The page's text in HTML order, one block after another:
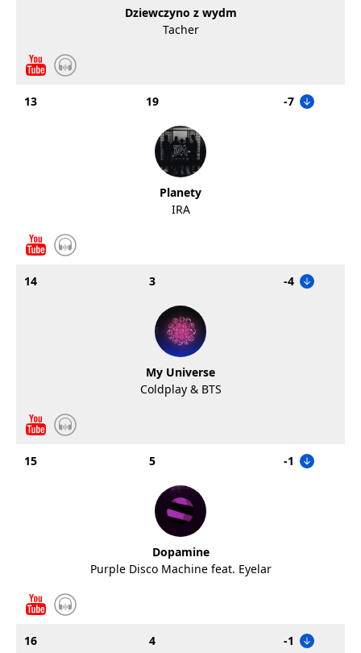
Dziewczyno z wydm
Tacher
13 19 -7
Planety
IRA
14 3 -4
My Universe
Coldplay & BTS
15 5 -1
Dopamine
Purple Disco Machine feat. Eyelar
16 4 -1